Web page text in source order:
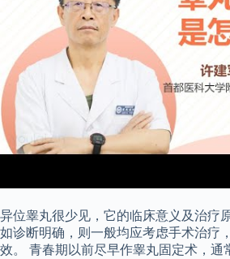
异位睾丸很少见，它的临床意义及治疗
如诊断明确，则一般均应考虑手术治疗
效。 青春期以前尽早作睾丸固定术，通